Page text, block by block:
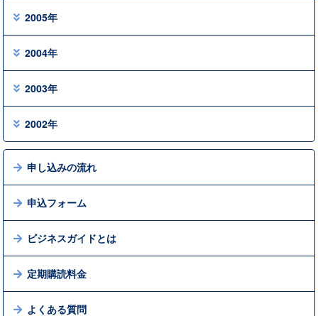
2005年
2004年
2003年
2002年
申し込みの流れ
申込フォーム
ビジネスガイドとは
定期購読料金
よくある質問